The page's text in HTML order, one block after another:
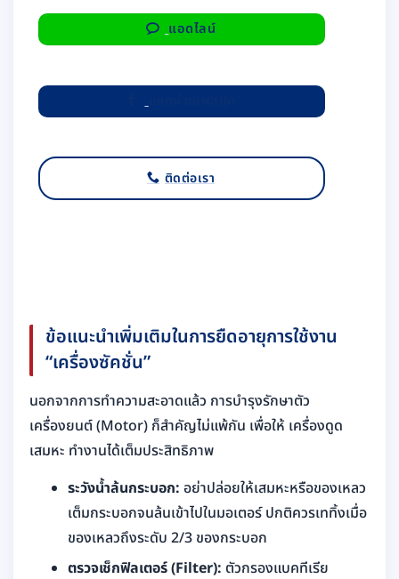
แอดไลน์
แชทผ่านเฟสบุ๊ค
ติดต่อเรา
ข้อแนะนำเพิ่มเติมในการยืดอายุการใช้งาน
“เครื่องซัคชั่น”
นอกจากการทำความสะอาดแล้ว การบำรุงรักษาตัว
เครื่องยนต์ (Motor) ก็สำคัญไม่แพ้กัน เพื่อให้ เครื่องดูด
เสมหะ ทำงานได้เต็มประสิทธิภาพ
ระวังน้ำล้นกระบอก: อย่าปล่อยให้เสมหะหรือของเหลว
เต็มกระบอกจนล้นเข้าไปในมอเตอร์ ปกติควรเททิ้งเมื่อ
ของเหลวถึงระดับ 2/3 ของกระบอก
ตรวจเช็กฟิลเตอร์ (Filter): ตัวกรองแบคทีเรีย